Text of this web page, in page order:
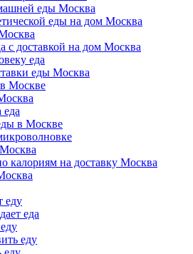
еды Москва
еды на дом Москва
с доставкой на дом Москва
еда
еды Москва
Москве
в Москве
калориям на доставку Москва
еду
еда
еду